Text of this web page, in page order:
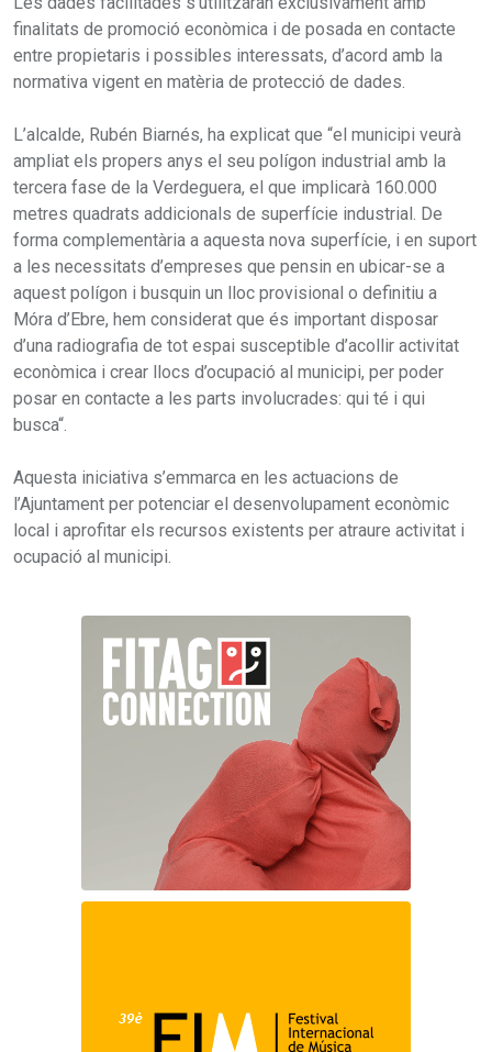
finalitats de promoció econòmica i de posada en contacte
entre propietaris i possibles interessats, d’acord amb la
normativa vigent en matèria de protecció de dades.
L’alcalde, Rubén Biarnés, ha explicat que “el municipi veurà
ampliat els propers anys el seu polígon industrial amb la
tercera fase de la Verdeguera, el que implicarà 160.000
metres quadrats addicionals de superfície industrial. De
forma complementària a aquesta nova superfície, i en suport
a les necessitats d’empreses que pensin en ubicar-se a
aquest polígon i busquin un lloc provisional o definitiu a
Móra d’Ebre, hem considerat que és important disposar
d’una radiografia de tot espai susceptible d’acollir activitat
econòmica i crear llocs d’ocupació al municipi, per poder
posar en contacte a les parts involucrades: qui té i qui
busca“.
Aquesta iniciativa s’emmarca en les actuacions de
l’Ajuntament per potenciar el desenvolupament econòmic
local i aprofitar els recursos existents per atraure activitat i
ocupació al municipi.